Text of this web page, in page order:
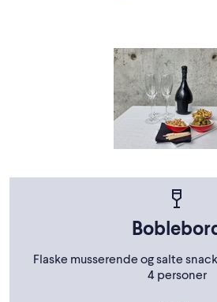
Flaske musserende og salte
4 personer